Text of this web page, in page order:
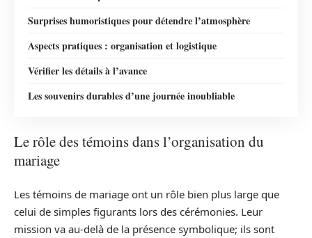
Surprises humoristiques pour détendre l’atmosphère
Aspects pratiques : organisation et logistique
Vérifier les détails à l’avance
Les souvenirs durables d’une journée inoubliable
Le rôle des témoins dans l’organisation du
mariage
Les témoins de mariage ont un rôle bien plus large que
celui de simples figurants lors des cérémonies. Leur
mission va au-delà de la présence symbolique; ils sont